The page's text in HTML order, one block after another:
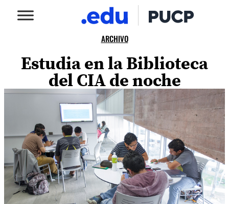
ARCHIVO
Estudia en la Biblioteca
del CIA de noche